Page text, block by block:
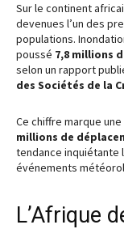
Sur le continent
devenues l’un des
populations.
poussé 7,8 millions
selon un rapport
des Sociétés de la
Ce chiffre marque une
millions de
tendance inquiétante
événements
L’Afrique